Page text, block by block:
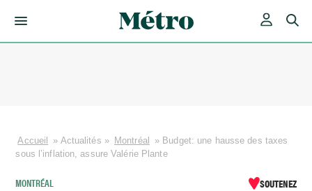
Accueil » Actualités » Montréal » Budget: une hausse des taxes
sous l’inflation, assure Valérie Plante
MONTRÉAL SOUTENEZ